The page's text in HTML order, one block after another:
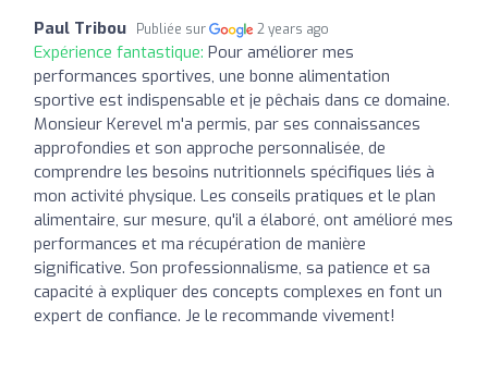
Paul Tribou Publiée sur 2 years ago
Expérience fantastique: Pour améliorer mes
performances sportives, une bonne alimentation
sportive est indispensable et je pêchais dans ce domaine.
Monsieur Kerevel m'a permis, par ses connaissances
approfondies et son approche personnalisée, de
comprendre les besoins nutritionnels spécifiques liés à
mon activité physique. Les conseils pratiques et le plan
alimentaire, sur mesure, qu'il a élaboré, ont amélioré mes
performances et ma récupération de manière
significative. Son professionnalisme, sa patience et sa
capacité à expliquer des concepts complexes en font un
expert de confiance. Je le recommande vivement!